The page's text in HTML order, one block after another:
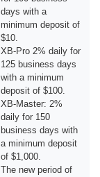
days with a
minimum deposit of
$10.
XB-Pro 2% daily for
125 business days
with a minimum
deposit of $100.
XB-Master: 2%
daily for 150
business days with
a minimum deposit
of $1,000.
The new period of